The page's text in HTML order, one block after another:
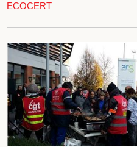
ECOCERT